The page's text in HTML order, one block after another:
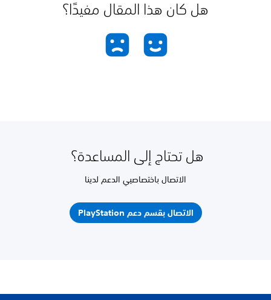
هل كان هذا المقال مفيدًا؟
هل تحتاج إلى المساعدة؟
الاتصال باختصاصيي الدعم لدينا
الاتصال بقسم دعم PlayStation